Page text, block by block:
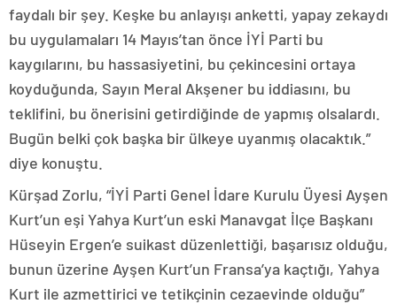
faydalı bir şey. Keşke bu anlayışı anketti, yapay zekaydı
bu uygulamaları 14 Mayıs’tan önce İYİ Parti bu
kaygılarını, bu hassasiyetini, bu çekincesini ortaya
koyduğunda, Sayın Meral Akşener bu iddiasını, bu
teklifini, bu önerisini getirdiğinde de yapmış olsalardı.
Bugün belki çok başka bir ülkeye uyanmış olacaktık.”
diye konuştu.
Kürşad Zorlu, “İYİ Parti Genel İdare Kurulu Üyesi Ayşen
Kurt’un eşi Yahya Kurt’un eski Manavgat İlçe Başkanı
Hüseyin Ergen’e suikast düzenlettiği, başarısız olduğu,
bunun üzerine Ayşen Kurt’un Fransa’ya kaçtığı, Yahya
Kurt ile azmettirici ve tetikçinin cezaevinde olduğu”